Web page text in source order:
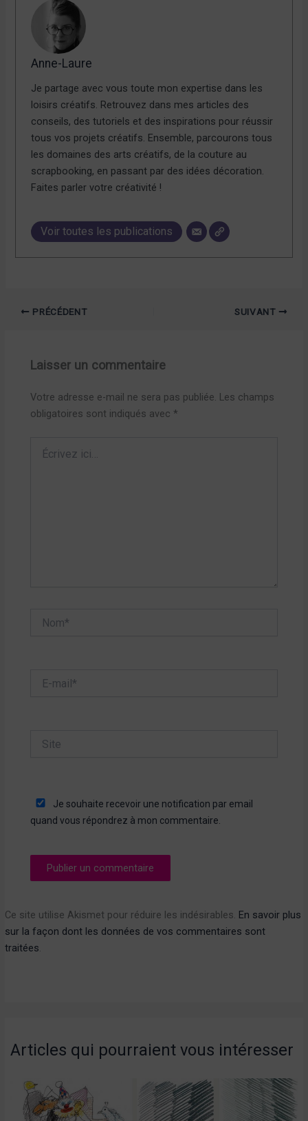
Anne-Laure
Je partage avec vous toute mon expertise dans les
loisirs créatifs. Retrouvez dans mes articles des
conseils, des tutoriels et des inspirations pour réussir
tous vos projets créatifs. Ensemble, parcourons tous
les domaines des arts créatifs, de la couture au
scrapbooking, en passant par des idées décoration.
Faites parler votre créativité !
Voir toutes les publications
PRÉCÉDENT SUIVANT
Laisser un commentaire
Votre adresse e-mail ne sera pas publiée. Les champs
obligatoires sont indiqués avec *
ici…
mail*
Je souhaite recevoir une notification par email
quand vous répondrez à mon commentaire.
Ce site utilise Akismet pour réduire les indésirables. En savoir plus
sur la façon dont les données de vos commentaires sont
traitées.
Articles qui pourraient vous intéresser